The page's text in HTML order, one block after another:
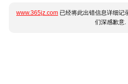
www.365jz.com 已经将此出错信息详细记
们深感歉意.